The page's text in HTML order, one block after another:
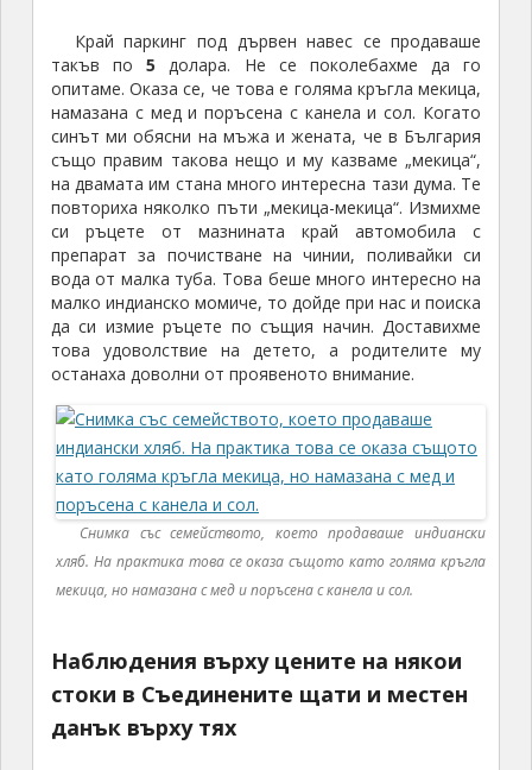
Край паркинг под дървен навес се продаваше
такъв по 5 долара. Не се поколебахме да го
опитаме. Оказа се, че това е голяма кръгла мекица,
намазана с мед и поръсена с канела и сол. Когато
синът ми обясни на мъжа и жената, че в България
също правим такова нещо и му казваме „мекица“,
на двамата им стана много интересна тази дума. Те
повториха няколко пъти „мекица-мекица“. Измихме
си ръцете от мазнината край автомобила с
препарат за почистване на чинии, поливайки си
вода от малка туба. Това беше много интересно на
малко индианско момиче, то дойде при нас и поиска
да си измие ръцете по същия начин. Доставихме
това удоволствие на детето, а родителите му
останаха доволни от проявеното внимание.
Снимка със семейството, което продаваше индиански
хляб. На практика това се оказа същото като голяма кръгла
мекица, но намазана с мед и поръсена с канела и сол.
Наблюдения върху цените на някои
стоки в Съединените щати и местен
данък върху тях